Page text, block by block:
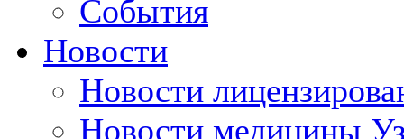
События
Новости
Новости
Новости медицины